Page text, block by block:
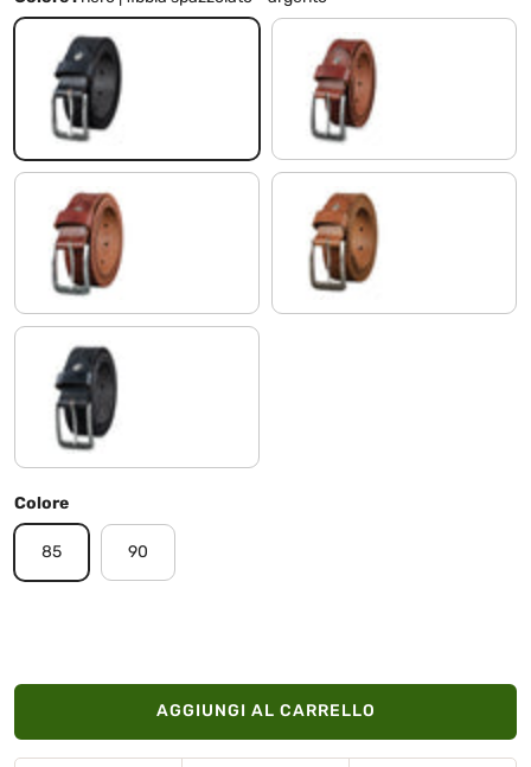
nero | fibbia spazzolato - argento toscano - marrone | fibbia
toscano - marrone | fibbia spazzolato - argentoveneto - marrone | fibbia
Colore
85 90
AGGIUNGI AL CARRELLO